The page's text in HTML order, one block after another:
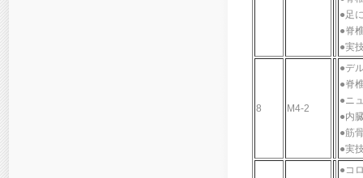
●足
●脊
●実
8 M4-2
●デ
●脊
●ニ
●内
●筋
●実
●コ